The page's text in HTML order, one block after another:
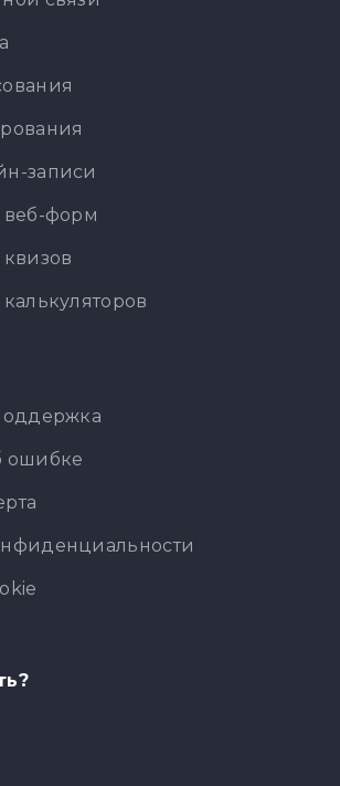
записи
веб-форм
квизов
ошибке